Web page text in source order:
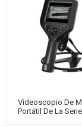
Videoscopio De
Portátil De La Serie